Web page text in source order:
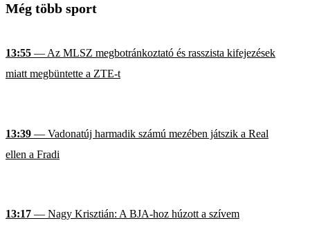
Még több sport
13:55 — Az MLSZ megbotránkoztató és rasszista kifejezések
miatt megbüntette a ZTE-t
13:39 — Vadonatúj harmadik számú mezében játszik a Real
ellen a Fradi
13:17 — Nagy Krisztián: A BJA-hoz húzott a szívem